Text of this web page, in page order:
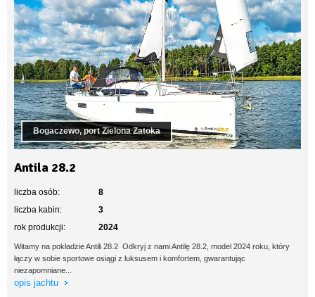
Bogaczewo, port Zielona Zatoka
Antila 28.2
liczba osób:
8
liczba kabin:
3
rok produkcji:
2024
Witamy na pokładzie Antili 28.2 Odkryj z nami Antilę 28.2, model 2024 roku, który
łączy w sobie sportowe osiągi z luksusem i komfortem, gwarantując
niezapomniane...
opis jachtu